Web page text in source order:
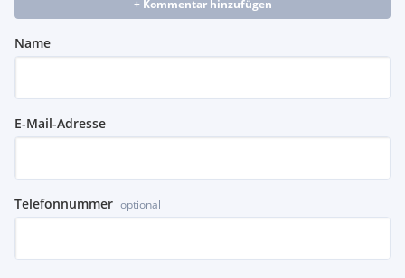
+ Kommentar hinzufügen
Name
E-Mail-Adresse
Telefonnummer optional